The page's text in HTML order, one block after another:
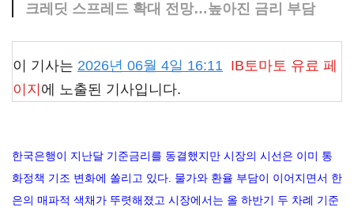
크레딧 스프레드 확대 전망…높아진 금리 부담
이 기사는 2026년 06월 4일 16:11 IB토마토 유료 페
이지 에 노출된 기사입니다.
한국은행이 지난달 기준금리를 동결했지만 시장의 시선은 이미 통
화정책 기조 변화에 쏠리고 있다. 물가와 환율 부담이 이어지면서 한
은의 매파적 색채가 뚜렷해졌고 시장에서는 올 하반기 두 차례 기준